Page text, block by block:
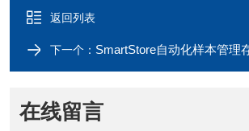
返回列表
下一个： SmartStore自动化样本管理
在线留言